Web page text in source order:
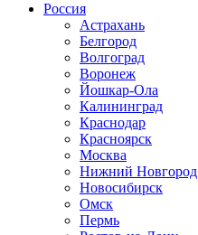
Россия
Астрахань
Белгород
Волгоград
Воронеж
Йошкар-Ола
Калининград
Краснодар
Красноярск
Москва
Нижний Новгород
Новосибирск
Омск
Пермь